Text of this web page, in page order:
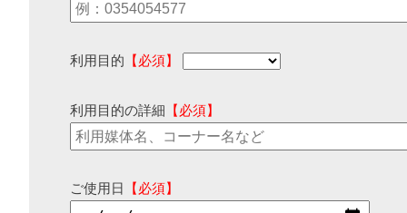
利用目的 【必須】
利用目的の詳細 【必須】
ご使用日 【必須】